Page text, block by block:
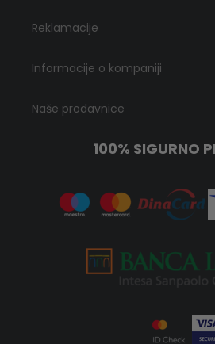
Reklamacije
Informacije o kompaniji
Naše prodavnice
100% SIGURNO